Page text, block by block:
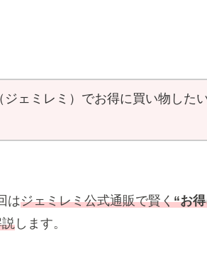
ジェミレミ）でお得に買い物した
はジェミレミ公式通販で賢く“お
します。